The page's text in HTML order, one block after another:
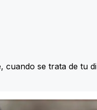
cuando se trata de tu